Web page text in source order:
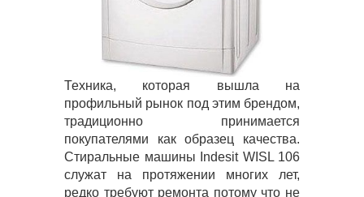
Техника, которая вышла на
профильный рынок под этим брендом,
традиционно принимается
покупателями как образец качества.
Стиральные машины Indesit WISL 106
служат на протяжении многих лет,
редко требуют ремонта потому что не